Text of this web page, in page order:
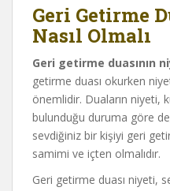
Geri Getirme
Nasıl Olmalı
Geri getirme duasının
getirme duası okurken
önemlidir. Duaların niyeti,
bulunduğu duruma göre
sevdiğiniz bir kişiyi geri
samimi ve içten olmalıdır.
Geri getirme duası niyeti,